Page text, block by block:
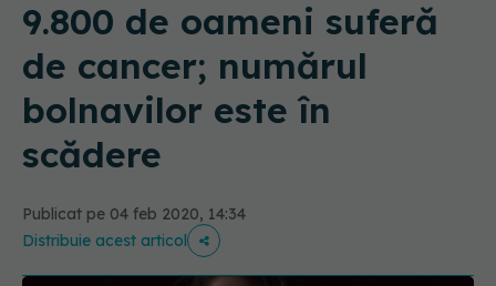
9.800 de oameni suferă
de cancer; numărul
bolnavilor este în
scădere
Publicat pe 04 feb 2020, 14:34
Distribuie acest articol